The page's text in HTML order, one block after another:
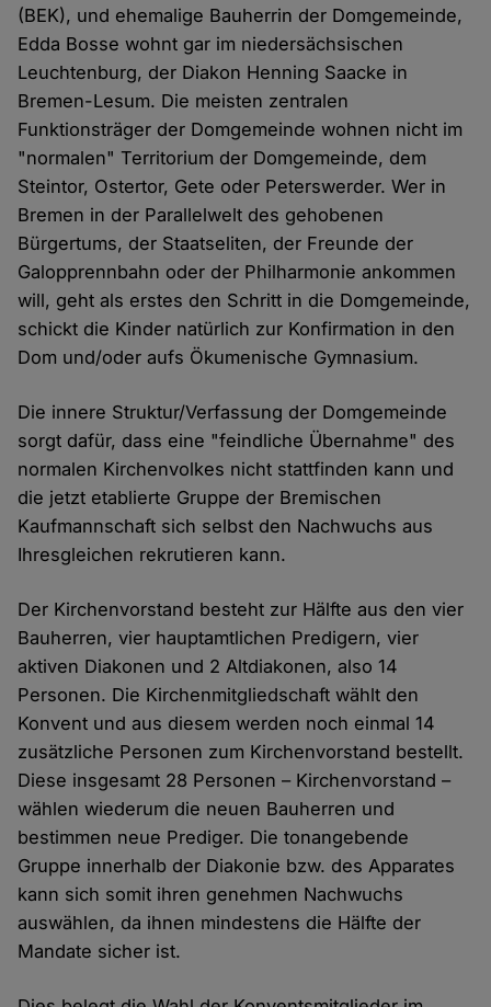
(BEK), und ehemalige Bauherrin der Domgemeinde,
Edda Bosse wohnt gar im niedersächsischen
Leuchtenburg, der Diakon Henning Saacke in
Bremen-Lesum. Die meisten zentralen
Funktionsträger der Domgemeinde wohnen nicht im
"normalen" Territorium der Domgemeinde, dem
Steintor, Ostertor, Gete oder Peterswerder. Wer in
Bremen in der Parallelwelt des gehobenen
Bürgertums, der Staatseliten, der Freunde der
Galopprennbahn oder der Philharmonie ankommen
will, geht als erstes den Schritt in die Domgemeinde,
schickt die Kinder natürlich zur Konfirmation in den
Dom und/oder aufs Ökumenische Gymnasium.
Die innere Struktur/Verfassung der Domgemeinde
sorgt dafür, dass eine "feindliche Übernahme" des
normalen Kirchenvolkes nicht stattfinden kann und
die jetzt etablierte Gruppe der Bremischen
Kaufmannschaft sich selbst den Nachwuchs aus
Ihresgleichen rekrutieren kann.
Der Kirchenvorstand besteht zur Hälfte aus den vier
Bauherren, vier hauptamtlichen Predigern, vier
aktiven Diakonen und 2 Altdiakonen, also 14
Personen. Die Kirchenmitgliedschaft wählt den
Konvent und aus diesem werden noch einmal 14
zusätzliche Personen zum Kirchenvorstand bestellt.
Diese insgesamt 28 Personen – Kirchenvorstand ­­–
wählen wiederum die neuen Bauherren und
bestimmen neue Prediger. Die tonangebende
Gruppe innerhalb der Diakonie bzw. des Apparates
kann sich somit ihren genehmen Nachwuchs
auswählen, da ihnen mindestens die Hälfte der
Mandate sicher ist.